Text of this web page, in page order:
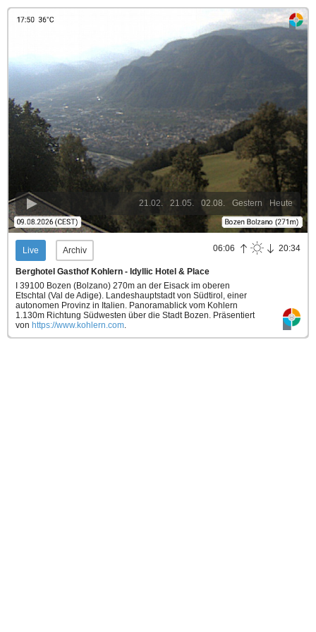
Heute
Gestern
02.08.
21.05.
21.02.
Live Archiv 06:06 20:34
Berghotel Gasthof Kohlern - Idyllic Hotel & Place
I 39100 Bozen (Bolzano) 270m an der Eisack im oberen
Etschtal (Val de Adige). Landeshauptstadt von Südtirol, einer
autonomen Provinz in Italien. Panoramablick vom Kohlern
1.130m Richtung Südwesten über die Stadt Bozen. Präsentiert
von https://www.kohlern.com.